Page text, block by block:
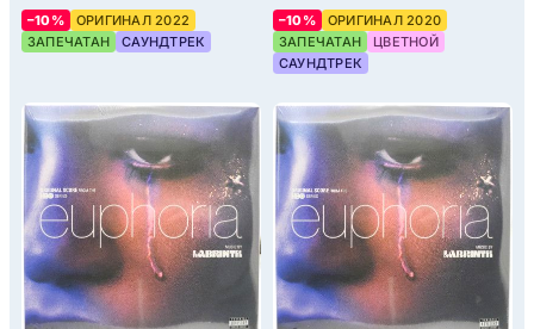
–10%
ОРИГИНАЛ 2022
ЗАПЕЧАТАН
САУНДТРЕК
–10%
ОРИГИНАЛ 2020
ЗАПЕЧАТАН
ЦВЕТНОЙ
САУНДТРЕК